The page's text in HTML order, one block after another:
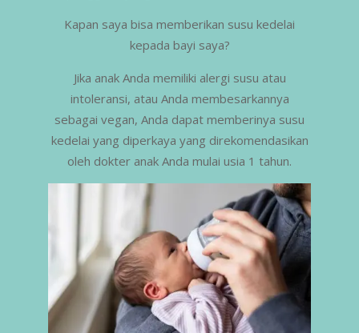
Kapan saya bisa memberikan susu kedelai
kepada bayi saya?
Jika anak Anda memiliki alergi susu atau
intoleransi, atau Anda membesarkannya
sebagai vegan, Anda dapat memberinya susu
kedelai yang diperkaya yang direkomendasikan
oleh dokter anak Anda mulai usia 1 tahun.